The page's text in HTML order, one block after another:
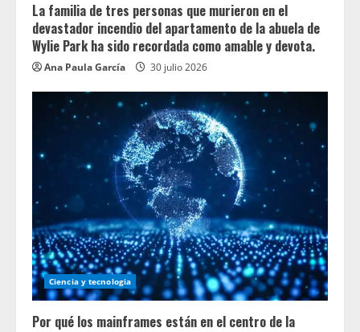
La familia de tres personas que murieron en el
devastador incendio del apartamento de la abuela de
Wylie Park ha sido recordada como amable y devota.
Ana Paula García 30 julio 2026
Ciencia y tecnologia
Por qué los mainframes están en el centro de la